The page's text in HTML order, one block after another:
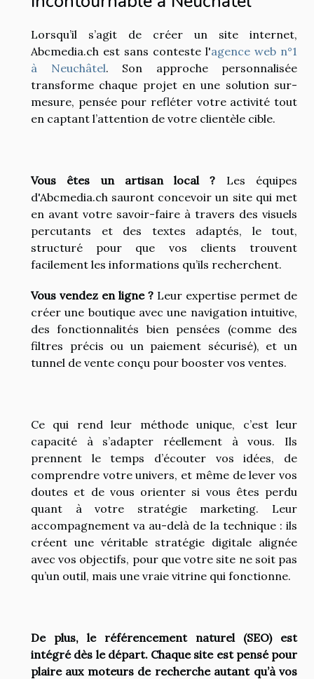
Lorsqu’il s’agit de créer un site internet,
Abcmedia.ch est sans conteste l'agence web n°1
à Neuchâtel. Son approche personnalisée
transforme chaque projet en une solution sur-
mesure, pensée pour refléter votre activité tout
en captant l’attention de votre clientèle cible.
Vous êtes un artisan local ? Les équipes
d'Abcmedia.ch sauront concevoir un site qui met
en avant votre savoir-faire à travers des visuels
percutants et des textes adaptés, le tout,
structuré pour que vos clients trouvent
facilement les informations qu’ils recherchent.
Vous vendez en ligne ? Leur expertise permet de
créer une boutique avec une navigation intuitive,
des fonctionnalités bien pensées (comme des
filtres précis ou un paiement sécurisé), et un
tunnel de vente conçu pour booster vos ventes.
Ce qui rend leur méthode unique, c’est leur
capacité à s’adapter réellement à vous. Ils
prennent le temps d’écouter vos idées, de
comprendre votre univers, et même de lever vos
doutes et de vous orienter si vous êtes perdu
quant à votre stratégie marketing. Leur
accompagnement va au-delà de la technique : ils
créent une véritable stratégie digitale alignée
avec vos objectifs, pour que votre site ne soit pas
qu’un outil, mais une vraie vitrine qui fonctionne.
De plus, le référencement naturel (SEO) est
intégré dès le départ. Chaque site est pensé pour
plaire aux moteurs de recherche autant qu’à vos